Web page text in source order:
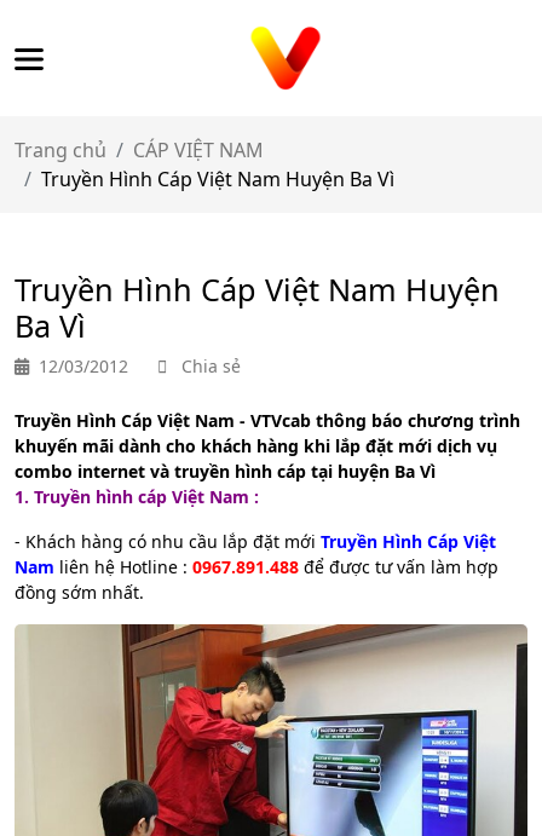
Trang chủ
CÁP VIỆT NAM
Truyền Hình Cáp Việt Nam Huyện Ba Vì
Truyền Hình Cáp Việt Nam Huyện
Ba Vì
12/03/2012 Chia sẻ
Truyền Hình Cáp Việt Nam - VTVcab thông báo chương trình
khuyến mãi dành cho khách hàng khi lắp đặt mới dịch vụ
combo internet và truyền hình cáp tại huyện Ba Vì
1. Truyền hình cáp Việt Nam :
- Khách hàng có nhu cầu lắp đặt mới Truyền Hình Cáp Việt
Nam liên hệ Hotline : 0967.891.488 để được tư vấn làm hợp
đồng sớm nhất.